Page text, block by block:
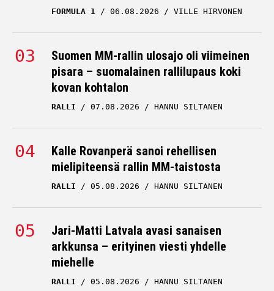
FORMULA 1 06.08.2026 VILLE HIRVONEN
Suomen MM-rallin ulosajo oli viimeinen
pisara – suomalainen rallilupaus koki
kovan kohtalon
RALLI 07.08.2026 HANNU SILTANEN
Kalle Rovanperä sanoi rehellisen
mielipiteensä rallin MM-taistosta
RALLI 05.08.2026 HANNU SILTANEN
Jari-Matti Latvala avasi sanaisen
arkkunsa – erityinen viesti yhdelle
miehelle
RALLI 05.08.2026 HANNU SILTANEN